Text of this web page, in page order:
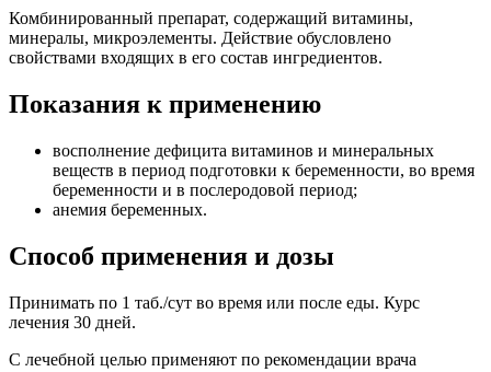
Комбинированный препарат, содержащий витамины,
минералы, микроэлементы. Действие обусловлено
свойствами входящих в его состав ингредиентов.
Показания к применению
восполнение дефицита витаминов и минеральных
веществ в период подготовки к беременности, во время
беременности и в послеродовой период;
анемия беременных.
Способ применения и дозы
Принимать по 1 таб./сут во время или после еды. Курс
лечения 30 дней.
С лечебной целью применяют по рекомендации врача